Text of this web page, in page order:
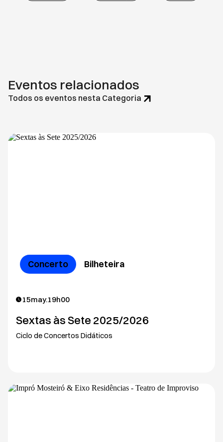
Eventos relacionados
Todos os eventos nesta Categoria
Concerto Bilheteira
15may.19h00
Sextas às Sete 2025/2026
Ciclo de Concertos Didáticos